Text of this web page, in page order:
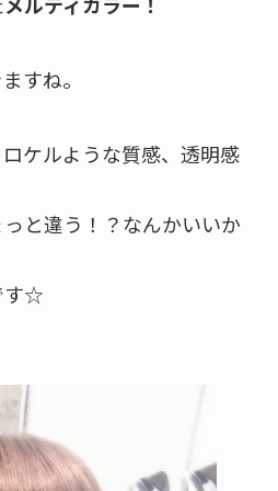
すね。
ケルような質感、透明感
と違う！？なんかいいか
す☆